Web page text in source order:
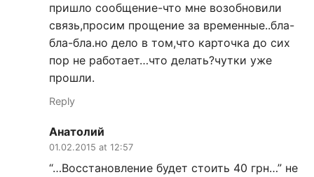
пришло сообщение-что мне возобновили
связь,просим прощение за временные..бла-
бла-бла.но дело в том,что карточка до сих
пор не работает…что делать?чутки уже
прошли.
Reply
Анатолий
01.02.2015 at 12:57
“…Восстановление будет стоить 40 грн…” не